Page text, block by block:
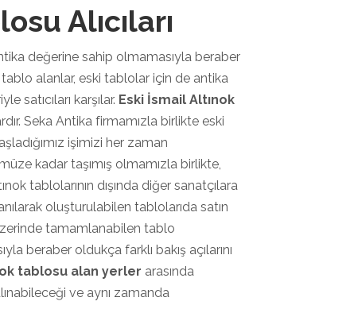
Alıcıları
değerine sahip olmamasıyla beraber
alanlar, eski tablolar için de antika
satıcıları karşılar. Eski İsmail Altınok
Seka Antika firmamızla birlikte eski
işimizi her zaman
kadar taşımış olmamızla birlikte,
tablolarının dışında diğer sanatçılara
oluşturulabilen tablolarıda satın
tamamlanabilen tablo
beraber oldukça farklı bakış açılarını
tablosu alan yerler arasında
ve aynı zamanda